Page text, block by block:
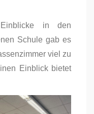
Einblicke in den
Schule gab es
viel zu
Einblick bietet